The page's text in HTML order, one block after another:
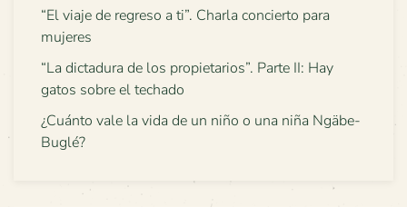
“El viaje de regreso a ti”. Charla concierto para
mujeres
“La dictadura de los propietarios”. Parte II: Hay
gatos sobre el techado
¿Cuánto vale la vida de un niño o una niña Ngäbe-
Buglé?